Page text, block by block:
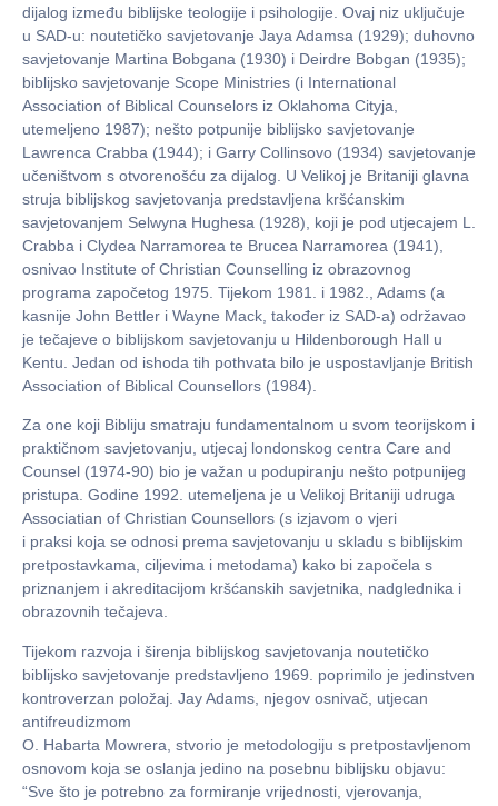
dijalog između biblijske teologije i psihologije. Ovaj niz uključuje
u SAD-u: noutetičko savjetovanje Jaya Adamsa (1929); duhovno
savjetovanje Martina Bobgana (1930) i Deirdre Bobgan (1935);
biblijsko savjetovanje Scope Ministries (i International
Association of Biblical Counselors iz Oklahoma Cityja,
utemeljeno 1987); nešto potpunije biblijsko savjetovanje
Lawrenca Crabba (1944); i Garry Collinsovo (1934) savjetovanje
učeništvom s otvorenošću za dijalog. U Velikoj je Britaniji glavna
struja biblijskog savjetovanja predstavljena kršćanskim
savjetovanjem Selwyna Hughesa (1928), koji je pod utjecajem L.
Crabba i Clydea Narramorea te Brucea Narramorea (1941),
osnivao Institute of Christian Counselling iz obrazovnog
programa započetog 1975. Tijekom 1981. i 1982., Adams (a
kasnije John Bettler i Wayne Mack, također iz SAD-a) održavao
je tečajeve o biblijskom savjetovanju u Hildenborough Hall u
Kentu. Jedan od ishoda tih pothvata bilo je uspostavljanje British
Association of Biblical Counsellors (1984).
Za one koji Bibliju smatraju fundamentalnom u svom teorijskom i
praktičnom savjetovanju, utjecaj londonskog centra Care and
Counsel (1974-90) bio je važan u podupiranju nešto potpunijeg
pristupa. Godine 1992. utemeljena je u Velikoj Britaniji udruga
Associatian of Christian Counsellors (s izjavom o vjeri
i praksi koja se odnosi prema savjetovanju u skladu s biblijskim
pretpostavkama, ciljevima i metodama) kako bi započela s
priznanjem i akreditacijom kršćanskih savjetnika, nadglednika i
obrazovnih tečajeva.
Tijekom razvoja i širenja biblijskog savjetovanja noutetičko
biblijsko savjetovanje predstavljeno 1969. poprimilo je jedinstven
kontroverzan položaj. Jay Adams, njegov osnivač, utjecan
antifreudizmom
O. Habarta Mowrera, stvorio je metodologiju s pretpostavljenom
osnovom koja se oslanja jedino na posebnu biblijsku objavu:
“Sve što je potrebno za formiranje vrijednosti, vjerovanja,